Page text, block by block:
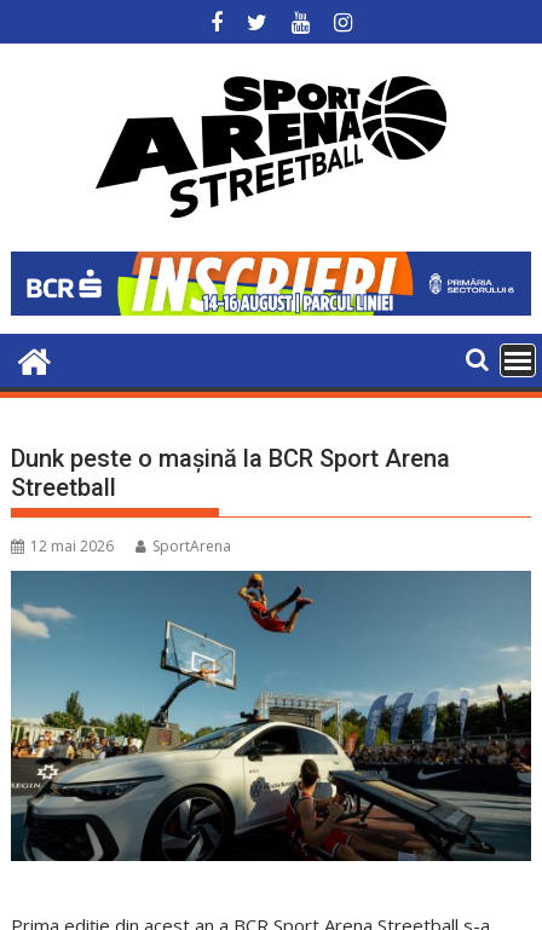
to
Dunk peste o mașină la BCR Sport Arena
Streetball
12 mai 2026 SportArena